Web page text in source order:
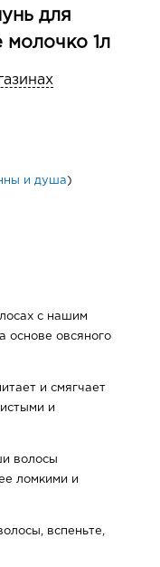
для
молочко 1л
и душа )
с нашим
основе овсяного
и смягчает
и
волосы
ломкими и
вспеньте,